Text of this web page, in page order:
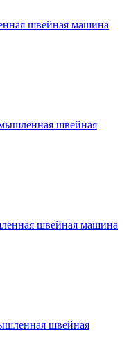
швейная машина
швейная
швейная машина
швейная